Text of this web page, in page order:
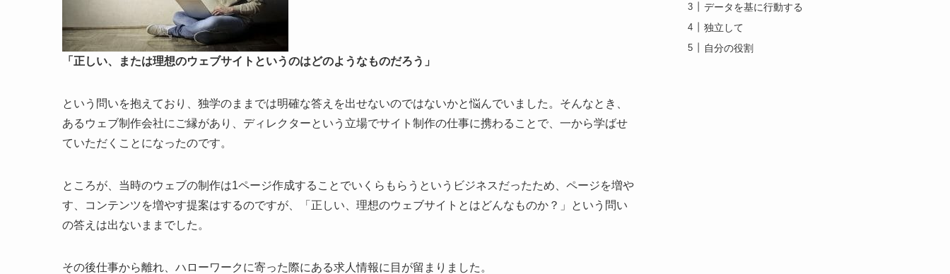
「正しい、または理想のウェブサイトというのはどのようなものだろう」
という問いを抱えており、独学のままでは明確な答えを出せないのではないかと悩んでいました。そんなとき、
あるウェブ制作会社にご縁があり、ディレクターという立場でサイト制作の仕事に携わることで、一から学ばせ
ていただくことになったのです。
ところが、当時のウェブの制作は1ページ作成することでいくらもらうというビジネスだったため、ページを増や
す、コンテンツを増やす提案はするのですが、「正しい、理想のウェブサイトとはどんなものか？」という問い
の答えは出ないままでした。
その後仕事から離れ、ハローワークに寄った際にある求人情報に目が留まりました。
データを基に行動する
独立して
自分の役割